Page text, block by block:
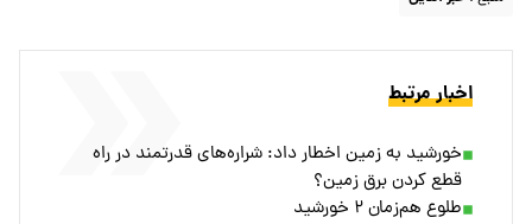
اخبار مرتبط
خورشید به زمین اخطار داد: شراره‌های قدرتمند در راه
قطع کردن برق زمین؟
طلوع هم‌زمان ۲ خورشید